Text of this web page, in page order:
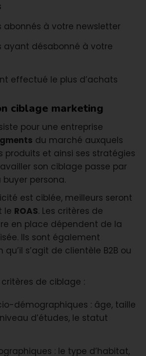
abonnés à votre newsletter
ayant désabonné à votre
effectué le plus d’achats
ciblage marketing
pour une entreprise
du marché auxquels
produits et ainsi ses stratégies
son ciblage passe par
persona.
est ciblée, meilleurs seront
le ROAS. Les critères de
en place dépendent de la
Ils sont également
s’agit de clientèle B2B ou
de ciblage :
démographiques : âge, taille
d’études, le statut
: le type d’habitat,